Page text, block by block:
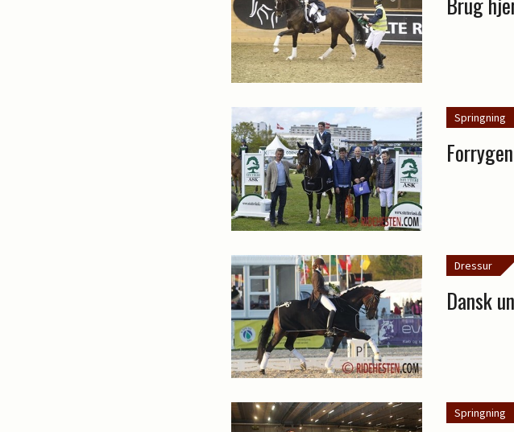
Springning
Dressur
Dansk
Springning